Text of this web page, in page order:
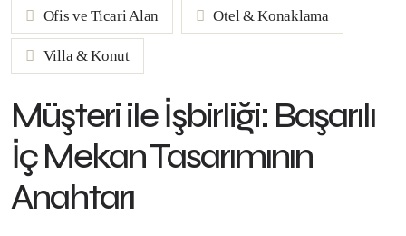
Ofis ve Ticari Alan Otel & Konaklama
Villa & Konut
Müşteri ile İşbirliği: Başarılı
İç Mekan Tasarımının
Anahtarı